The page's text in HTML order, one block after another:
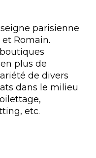
parisienne
Romain.
plus de
de divers
dans le milieu
etc.